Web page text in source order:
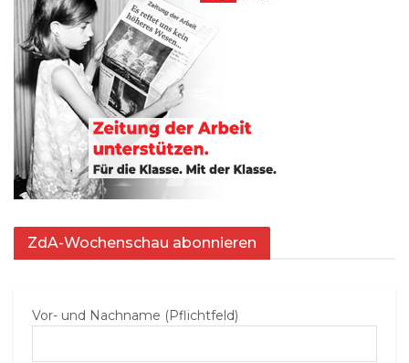
ZdA-Wochenschau abonnieren
Vor- und Nachname (Pflichtfeld)